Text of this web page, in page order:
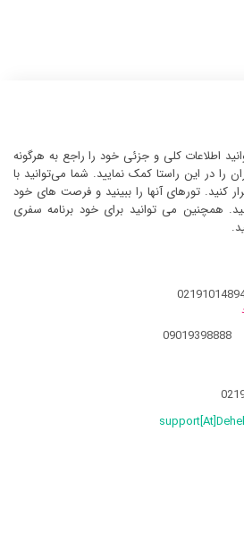
اطلاعات کلی و جزئی خود را راجع به هرگونه
را در این راستا کمک نمایید. شما می‌توانید با
کنید. تورهای آنها را ببینید و فرصت های خود
همچنین می توانید برای خود برنامه سفری
09019398888